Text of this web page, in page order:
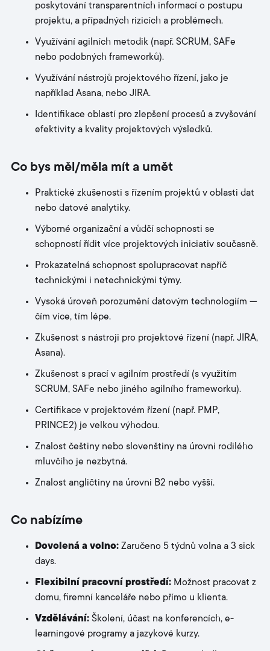
poskytování transparentních informací o postupu
projektu, a případných rizicích a problémech.
Využívání agilních metodik (např. SCRUM, SAFe
nebo podobných frameworků).
Využívání nástrojů projektového řízení, jako je
například Asana, nebo JIRA.
Identifikace oblastí pro zlepšení procesů a zvyšování
efektivity a kvality projektových výsledků.
Co bys měl/měla mít a umět
Praktické zkušenosti s řízením projektů v oblasti dat
nebo datové analytiky.
Výborné organizační a vůdčí schopnosti se
schopností řídit více projektových iniciativ současně.
Prokazatelná schopnost spolupracovat napříč
technickými i netechnickými týmy.
Vysoká úroveň porozumění datovým technologiím —
čím více, tím lépe.
Zkušenost s nástroji pro projektové řízení (např. JIRA,
Asana).
Zkušenost s prací v agilním prostředí (s využitím
SCRUM, SAFe nebo jiného agilního frameworku).
Certifikace v projektovém řízení (např. PMP,
PRINCE2) je velkou výhodou.
Znalost češtiny nebo slovenštiny na úrovni rodilého
mluvčího je nezbytná.
Znalost angličtiny na úrovni B2 nebo vyšší.
Co nabízíme
Dovolená a volno: Zaručeno 5 týdnů volna a 3 sick
days.
Flexibilní pracovní prostředí: Možnost pracovat z
domu, firemní kanceláře nebo přímo u klienta.
Vzdělávání: Školení, účast na konferencích, e-
learningové programy a jazykové kurzy.